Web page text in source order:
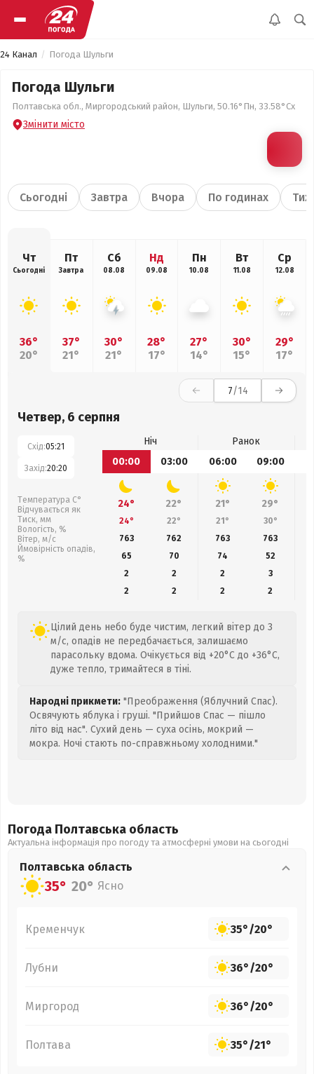
24 Канал Погода Шульги
Погода Шульги
Полтавська обл., Миргородський район, Шульги, 50.16°Пн, 33.58°Сх
Змінити місто
Сьогодні Завтра Вчора По годинах
Чт
Сьогодні
36°
20°
Пт
Завтра
37°
21°
Сб
08.08
30°
21°
Нд
09.08
28°
17°
Пн
10.08
27°
14°
Вт
11.08
30°
15°
Ср
12.08
29°
17°
7/14
Четвер, 6 серпня
Схід:05:21
Захід:20:20
Температура С°
Відчувається як
Тиск, мм
Вологість, %
Вітер, м/с
Ймовірність опадів,
%
Ніч
Ранок
00:00
03:00 06:00 09:00
24° 22° 21° 29°
24° 22° 21° 30°
763
762 763 763
65
70 74 52
2
2 2
3
2
2 2 2
Цілий день небо буде чистим, легкий вітер до 3
м/с, опадів не передбачається, залишаємо
парасольку вдома. Очікується від +20°C до +36°C,
дуже тепло, тримайтеся в тіні.
Народні прикмети: "Преображення (Яблучний Спас).
Освячують яблука і груші. "Прийшов Спас — пішло
літо від нас". Сухий день — суха осінь, мокрий —
мокра. Ночі стають по-справжньому холодними."
Погода Полтавська область
Актуальна інформація про погоду та атмосферні умови на сьогодні
Полтавська область
35° 20° Ясно
Кременчук 35°/20°
Лубни 36°/20°
Миргород 36°/20°
Полтава 35°/21°